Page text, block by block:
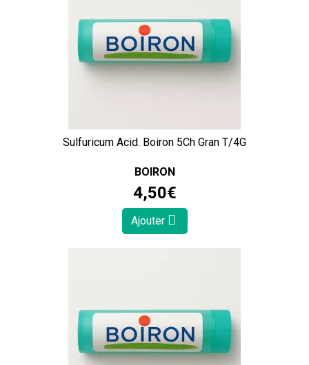
Sulfuricum Acid. Boiron 5Ch Gran T/4G
BOIRON
4,50€
Ajouter